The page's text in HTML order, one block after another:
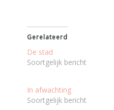
Gerelateerd
De stad
Soortgelijk bericht
In afwachting
Soortgelijk bericht